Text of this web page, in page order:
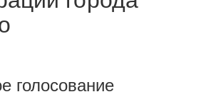
голосование